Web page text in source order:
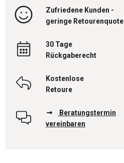
Zufriedene Kunden -
geringe Retourenquote
30 Tage
Rückgaberecht
Kostenlose
Retoure
Beratungstermin
vereinbaren